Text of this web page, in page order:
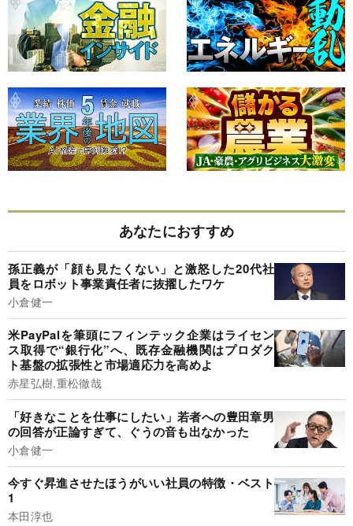
あなたにおすすめ
孫正義が「顔も見たくない」と激怒した20代社
員をロボット事業責任者に抜擢したワケ
小倉健一
米PayPalを筆頭にフィンテック企業はライセン
ス取得で“銀行化”へ、既存金融機関はプロダク
ト基盤の拡張性と市場適応力を高めよ
赤星弘樹,重松徹哉
「好きなことを仕事にしたい」若者への豊田章男
の回答が正論すぎて、ぐうの音も出なかった
小倉健一
今すぐ昇進させたほうがいい社員の特徴・ベスト
1
本田淳也